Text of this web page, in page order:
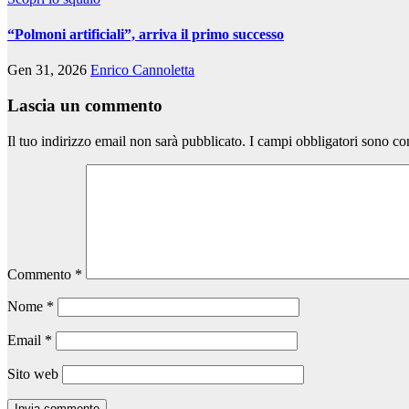
“Polmoni artificiali”, arriva il primo successo
Gen 31, 2026 Enrico Cannoletta
Lascia un commento
Il tuo indirizzo email non sarà pubblicato. I campi obbligatori sono
Commento *
Nome *
Email *
Sito web